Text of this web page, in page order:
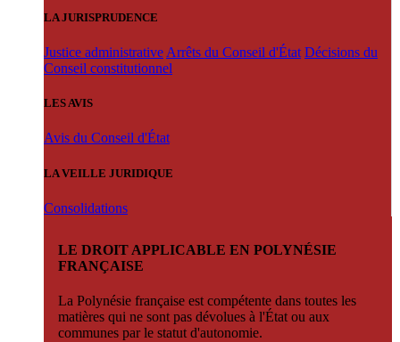
LA JURISPRUDENCE
Justice administrative Arrêts du Conseil d'État Décisions du
Conseil constitutionnel
LES AVIS
Avis du Conseil d'État
LA VEILLE JURIDIQUE
Consolidations
LE DROIT APPLICABLE EN POLYNÉSIE
FRANÇAISE
La Polynésie française est compétente dans toutes les
matières qui ne sont pas dévolues à l'État ou aux
communes par le statut d'autonomie.